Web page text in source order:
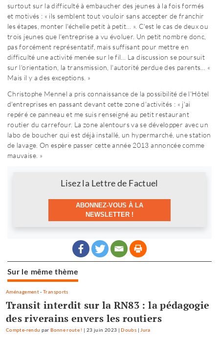
surtout sur la difficulté à embaucher des jeunes à la fois formés
et motivés : « ils semblent tout vouloir sans accepter de franchir
les étapes, monter l'échelle petit à petit… ». C'est le cas de deux ou
trois jeunes que l'entreprise a vu évoluer. Un petit nombre donc,
pas forcément représentatif, mais suffisant pour mettre en
difficulté une activité menée sur le fil… La discussion se poursuit
sur l'orientation, la transmission, l'autorité perdue des parents… «
Mais il y a des exceptions. »
Christophe Mennel a pris connaissance de la possibilité de l'Hôtel
d'entreprises en passant devant cette zone d'activités : « j'ai
repéré ce panneau et me suis renseigné au petit restaurant
routier du carrefour. La zone alentours va se développer avec un
labo de boucher qui est déjà installé, un hypermarché, une station
de lavage. On espère passer cette année 2013 annoncée comme
mauvaise. »
Lisez la Lettre de Factuel
ABONNEZ-VOUS À LA
NEWSLETTER !
Sur le même thème
Aménagement-Transports
Transit interdit sur la RN83 : la pédagogie
des riverains envers les routiers
Compte-rendu par Bonne route ! 23 juin 2023 Doubs |Jura